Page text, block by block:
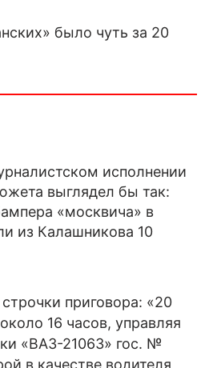
было чуть за 20
исполнении
выглядел бы так:
«москвича» в
из Калашникова 10
приговора: «20
16 часов, управляя
«ВАЗ-21063» гос. №
в качестве водителя